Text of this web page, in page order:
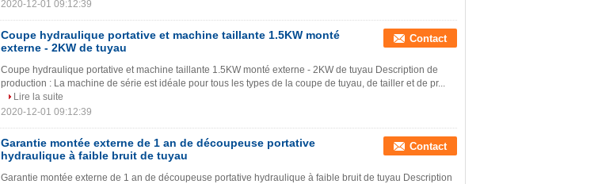
2020-12-01 09:12:39
Coupe hydraulique portative et machine taillante 1.5KW monté
externe - 2KW de tuyau
Contact
Coupe hydraulique portative et machine taillante 1.5KW monté externe - 2KW de tuyau Description de
production : La machine de série est idéale pour tous les types de la coupe de tuyau, de tailler et de pr...
Lire la suite
2020-12-01 09:12:39
Garantie montée externe de 1 an de découpeuse portative
hydraulique à faible bruit de tuyau
Contact
Garantie montée externe de 1 an de découpeuse portative hydraulique à faible bruit de tuyau Description